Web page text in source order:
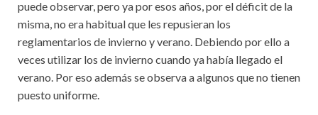
puede observar, pero ya por esos años, por el déficit de la
misma, no era habitual que les repusieran los
reglamentarios de invierno y verano. Debiendo por ello a
veces utilizar los de invierno cuando ya había llegado el
verano. Por eso además se observa a algunos que no tienen
puesto uniforme.